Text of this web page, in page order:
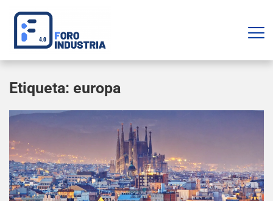
Etiqueta: europa